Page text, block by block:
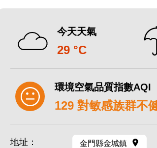
今天天氣
29 °C
環境空氣品質指數AQI
129 對敏感族群不
地址： 金門縣金城鎮